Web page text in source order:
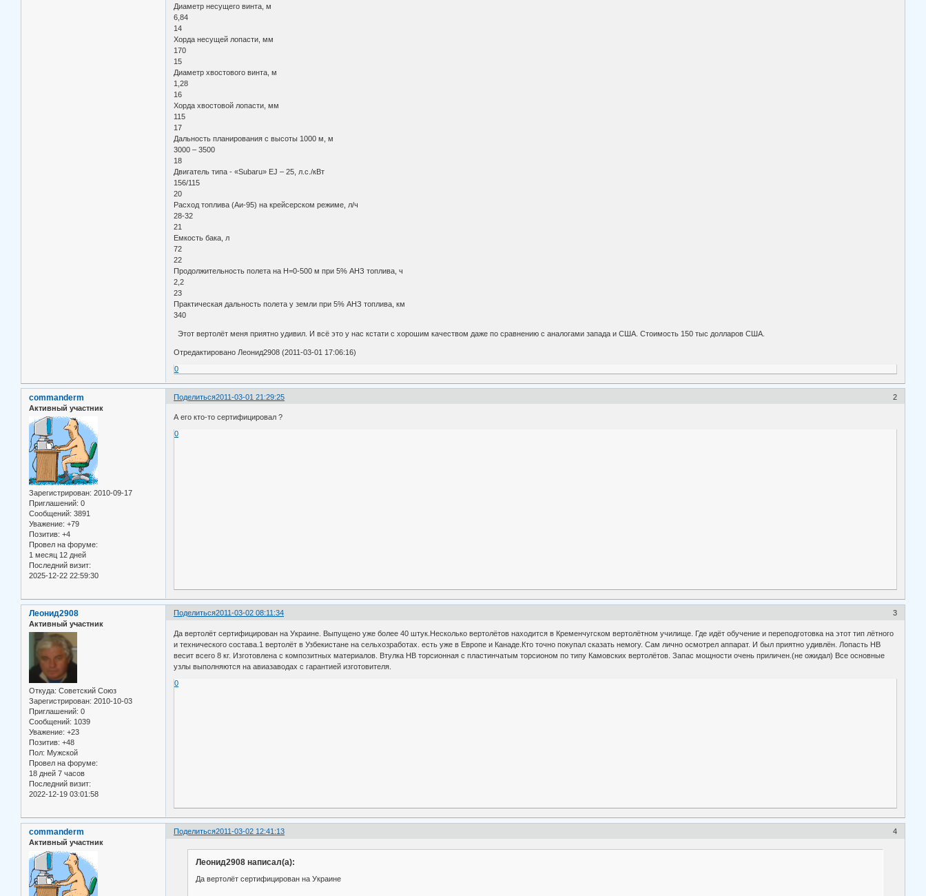
Диаметр несущего винта, м
6,84
14
Хорда несущей лопасти, мм
170
15
Диаметр хвостового винта, м
1,28
16
Хорда хвостовой лопасти, мм
115
17
Дальность планирования с высоты 1000 м, м
3000 – 3500
18
Двигатель типа - «Subaru» EJ – 25, л.с./кВт
156/115
20
Расход топлива (Аи-95) на крейсерском режиме, л/ч
28-32
21
Емкость бака, л
72
22
Продолжительность полета на Н=0-500 м при 5% АНЗ топлива, ч
2,2
23
Практическая дальность полета у земли при 5% АНЗ топлива, км
340
Этот вертолёт меня приятно удивил. И всё это у нас кстати с хорошим качеством даже по сравнению с аналогами запада и США. Стоимость 150 тыс долларов США.
Отредактировано Леонид2908 (2011-03-01 17:06:16)
0
Поделиться 2
2011-03-01 21:29:25
commanderm
Активный участник
Зарегистрирован: 2010-09-17
Приглашений: 0
Сообщений: 3891
Уважение: +79
Позитив: +4
Провел на форуме:
1 месяц 12 дней
Последний визит:
2025-12-22 22:59:30
А его кто-то сертифицировал ?
0
Поделиться 3
2011-03-02 08:11:34
Леонид2908
Активный участник
Откуда: Советский Союз
Зарегистрирован: 2010-10-03
Приглашений: 0
Сообщений: 1039
Уважение: +23
Позитив: +48
Пол: Мужской
Провел на форуме:
18 дней 7 часов
Последний визит:
2022-12-19 03:01:58
Да вертолёт сертифицирован на Украине. Выпущено уже более 40 штук.Несколько вертолётов находится в Кременчугском вертолётном училище. Где идёт обучение и переподготовка на этот тип лётного
и технического состава.1 вертолёт в Узбекистане на сельхозработах. есть уже в Европе и Канаде.Кто точно покупал сказать немогу. Сам лично осмотрел аппарат. И был приятно удивлён. Лопасть НВ
весит всего 8 кг. Изготовлена с композитных материалов. Втулка НВ торсионная с пластинчатым торсионом по типу Камовских вертолётов. Запас мощности очень приличен.(не ожидал) Все основные
узлы выполняются на авиазаводах с гарантией изготовителя.
0
Поделиться 4
2011-03-02 12:41:13
commanderm
Активный участник
Леонид2908 написал(а):
Да вертолёт сертифицирован на Украине